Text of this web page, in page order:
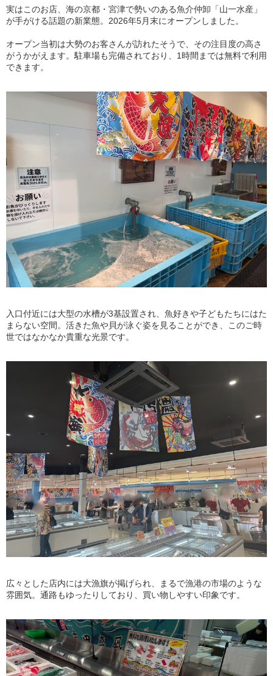
実はこのお店、海の京都・宮津で勢いのある魚介仲卸「山一水産」
が手がける話題の新業態。2026年5月末にオープンしました。
オープン当初は大勢のお客さんが訪れたそうで、その注目度の高さ
がうかがえます。駐車場も完備されており、1時間までは無料で利用
できます。
入口付近には大型の水槽が3基設置され、魚好きや子どもたちにはた
まらない空間。活きた魚や貝が泳ぐ姿を見ることができ、このご時
世ではなかなか貴重な光景です。
広々とした店内には大漁旗が掲げられ、まるで漁港の市場のような
雰囲気。通路もゆったりしており、買い物しやすい印象です。